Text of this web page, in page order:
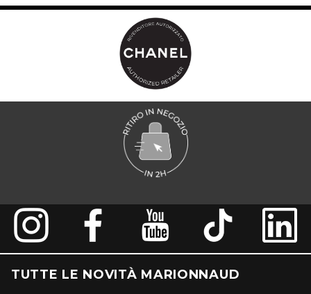
TUTTE LE NOVITÀ MARIONNAUD